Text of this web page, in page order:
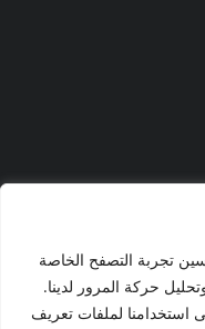
تجربة التصفح الخاصة
حركة المرور لدينا.
استخدامنا لملفات تعريف